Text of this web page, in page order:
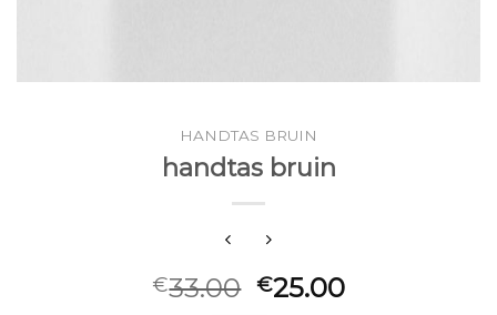
HANDTAS BRUIN
handtas bruin
€33.00 €25.00